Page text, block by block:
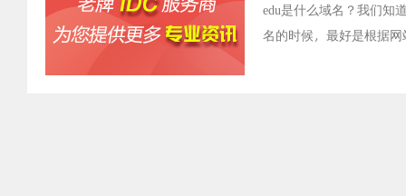
edu是什么域名？我们知
名的时候，最好是根据